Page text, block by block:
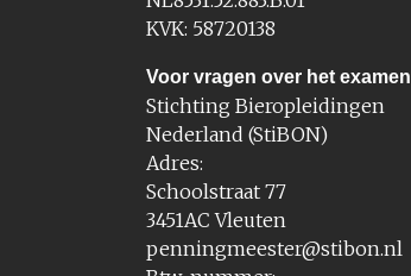
KVK: 58720138
Voor vragen over het examen
Stichting Bieropleidingen
Nederland (StiBON)
Adres:
Schoolstraat 77
3451AC Vleuten
penningmeester@stibon.nl